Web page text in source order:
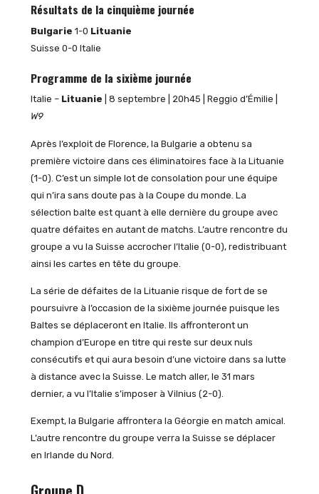
Résultats de la cinquième journée
Bulgarie 1-0 Lituanie
Suisse 0-0 Italie
Programme de la sixième journée
Italie – Lituanie | 8 septembre | 20h45 | Reggio d’Émilie |
W9
Après l’exploit de Florence, la Bulgarie a obtenu sa
première victoire dans ces éliminatoires face à la Lituanie
(1-0). C’est un simple lot de consolation pour une équipe
qui n’ira sans doute pas à la Coupe du monde. La
sélection balte est quant à elle dernière du groupe avec
quatre défaites en autant de matchs. L’autre rencontre du
groupe a vu la Suisse accrocher l’Italie (0-0), redistribuant
ainsi les cartes en tête du groupe.
La série de défaites de la Lituanie risque de fort de se
poursuivre à l’occasion de la sixième journée puisque les
Baltes se déplaceront en Italie. Ils affronteront un
champion d’Europe en titre qui reste sur deux nuls
consécutifs et qui aura besoin d’une victoire dans sa lutte
à distance avec la Suisse. Le match aller, le 31 mars
dernier, a vu l’Italie s’imposer à Vilnius (2-0).
Exempt, la Bulgarie affrontera la Géorgie en match amical.
L’autre rencontre du groupe verra la Suisse se déplacer
en Irlande du Nord.